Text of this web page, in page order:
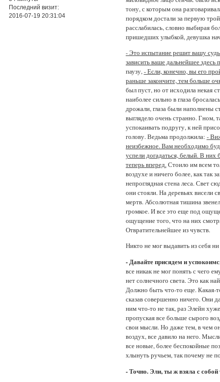
Последний визит:
2016-07-19 20:31:04
тону, с которым она
порядком достали за первую
расслабилась, словно выбирая
пришедших улыбкой, девушка
- Это испытание решит вашу
зависить ваше дальнейшее здесь
паузу,- Если, конечно, вы его
раньше закончите, тем больше
был пуст, но от исходила некая
наиболее сильно в глаза
дрожали, глаза были наполнены
выглядело очень странно. Гном,
успокаивать подругу, к ней
голову. Ведьма продолжила: -
неизбежное. Вам необходимо
успели догадаться, белый. В
теперь вперед.Стоило им всем
воздухе и ничего более, как так
непроглядная стена леса. Свет
они стояли. На деревьях висели
мертв. Абсолютная тишина
громкое. И все это еще под
ощущение того, что на них
Отвратительнейшее из чувств.
Никто не мог выдавить из себя
- Давайте присядем и
все никак не мог понять с чего
нет солнечного света. Это как
Должно быть что-то еще. Какая-
сказав совершенно ничего. Они
ним что-то не так, раз Элейн
пропуская все больше сырого
свои мысли. Но даже тем, в чем
воздух, все давило на него.
все новые, более беспокойные
хлынуть ручьем, так почему не
- Точно. Эли, ты ж взяла с собой